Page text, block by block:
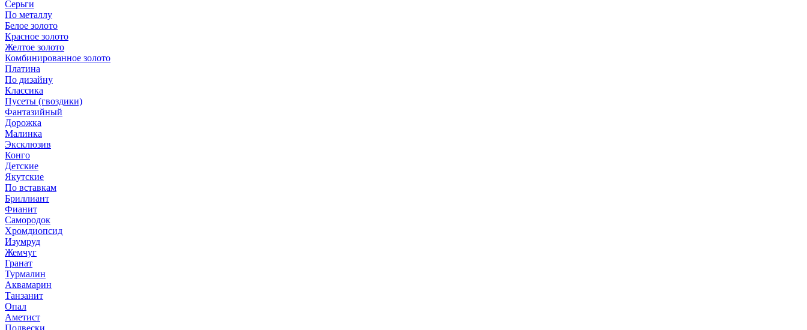
Серьги
По металлу
Белое золото
Красное золото
Желтое золото
Комбинированное золото
Платина
По дизайну
Классика
Пусеты (гвоздики)
Фантазийный
Дорожка
Малинка
Эксклюзив
Конго
Детские
Якутские
По вставкам
Бриллиант
Фианит
Самородок
Хромдиопсид
Изумруд
Жемчуг
Гранат
Турмалин
Аквамарин
Танзанит
Опал
Аметист
Подвески